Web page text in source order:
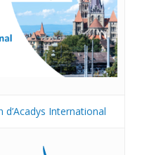
d’Acadys International